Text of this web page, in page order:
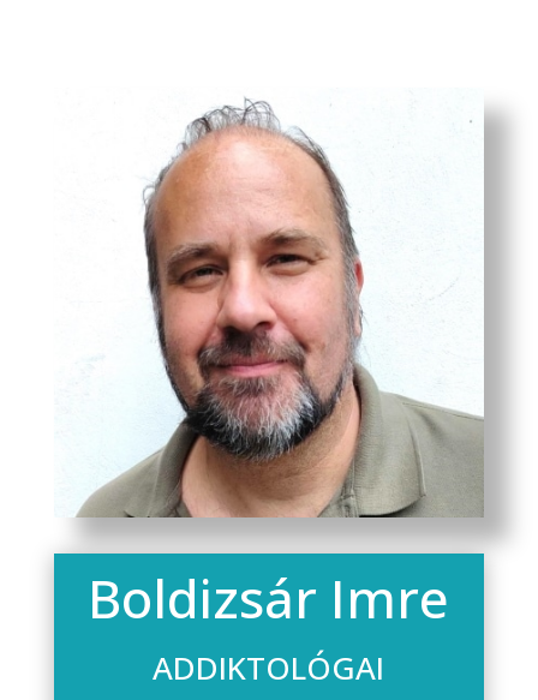
Boldizsár Imre
ADDIKTOLÓGAI